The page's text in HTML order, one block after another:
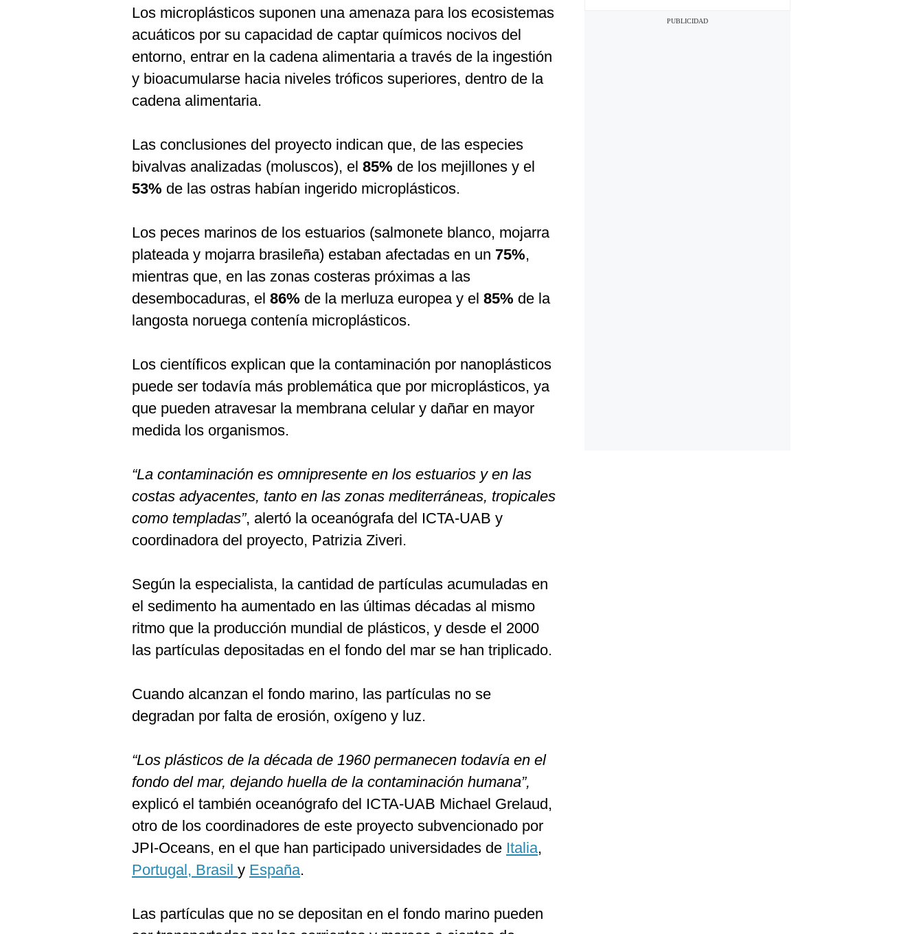
Los microplásticos suponen una amenaza para los ecosistemas
acuáticos por su capacidad de captar químicos nocivos del
entorno, entrar en la cadena alimentaria a través de la ingestión
y bioacumularse hacia niveles tróficos superiores, dentro de la
cadena alimentaria.
Las conclusiones del proyecto indican que, de las especies
bivalvas analizadas (moluscos), el 85% de los mejillones y el
53% de las ostras habían ingerido microplásticos.
Los peces marinos de los estuarios (salmonete blanco, mojarra
plateada y mojarra brasileña) estaban afectadas en un 75%,
mientras que, en las zonas costeras próximas a las
desembocaduras, el 86% de la merluza europea y el 85% de la
langosta noruega contenía microplásticos.
Los científicos explican que la contaminación por nanoplásticos
puede ser todavía más problemática que por microplásticos, ya
que pueden atravesar la membrana celular y dañar en mayor
medida los organismos.
“La contaminación es omnipresente en los estuarios y en las
costas adyacentes, tanto en las zonas mediterráneas, tropicales
como templadas”, alertó la oceanógrafa del ICTA-UAB y
coordinadora del proyecto, Patrizia Ziveri.
Según la especialista, la cantidad de partículas acumuladas en
el sedimento ha aumentado en las últimas décadas al mismo
ritmo que la producción mundial de plásticos, y desde el 2000
las partículas depositadas en el fondo del mar se han triplicado.
Cuando alcanzan el fondo marino, las partículas no se
degradan por falta de erosión, oxígeno y luz.
“Los plásticos de la década de 1960 permanecen todavía en el
fondo del mar, dejando huella de la contaminación humana”,
explicó el también oceanógrafo del ICTA-UAB Michael Grelaud,
otro de los coordinadores de este proyecto subvencionado por
JPI-Oceans, en el que han participado universidades de Italia,
Portugal, Brasil y España.
Las partículas que no se depositan en el fondo marino pueden